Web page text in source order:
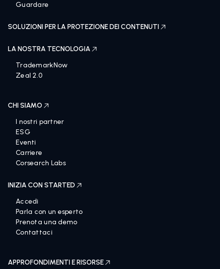
Guardare
SOLUZIONI PER LA PROTEZIONE DEI CONTENUTI
LA NOSTRA TECNOLOGIA
TrademarkNow
Zeal 2.0
CHI SIAMO
I nostri partner
ESG
Eventi
Carriere
Corsearch Labs
INIZIA CON STARTED
Accedi
Parla con un esperto
Prenota una demo
Contattaci
APPROFONDIMENTI E RISORSE